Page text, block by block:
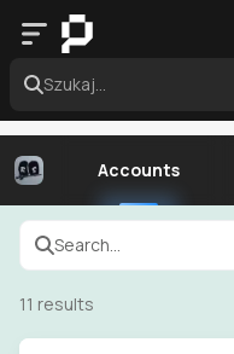
Szukaj...
Accounts
Search...
11 results